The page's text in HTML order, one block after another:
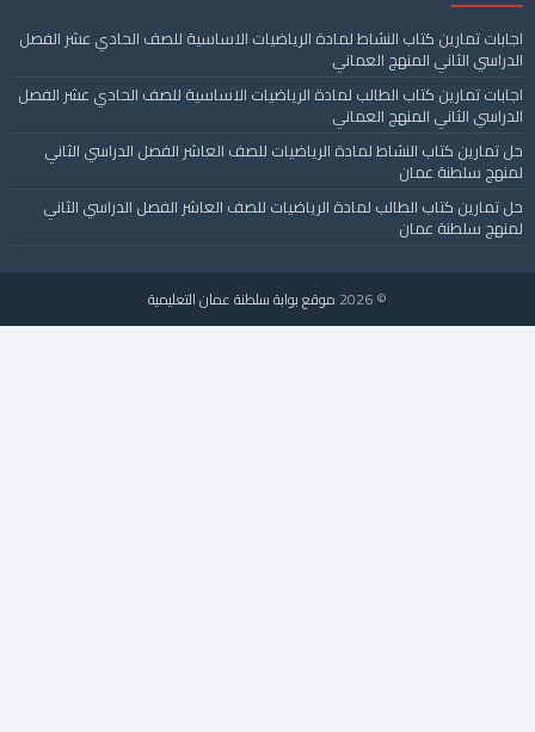
اجابات تمارين كتاب النشاط لمادة الرياضيات الاساسية للصف الحادي عشر الفصل
الدراسي الثاني المنهج العماني
اجابات تمارين كتاب الطالب لمادة الرياضيات الاساسية للصف الحادي عشر الفصل
الدراسي الثاني المنهج العماني
حل تمارين كتاب النشاط لمادة الرياضيات للصف العاشر الفصل الدراسي الثاني
لمنهج سلطنة عمان
حل تمارين كتاب الطالب لمادة الرياضيات للصف العاشر الفصل الدراسي الثاني
لمنهج سلطنة عمان
© 2026 موقع بوابة سلطنة عمان التعليمية